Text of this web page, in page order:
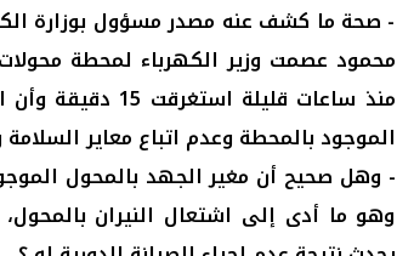
- صحة ما كشف عنه مصدر مسؤول بوزارة
محمود عصمت وزير الكهرباء لمحطة
منذ ساعات قليلة
الموجود بالمحطة وعدم اتباع معاير السلامة
- وهل صحيح أن مغير الجهد بالمحول
وهو ما أدى إلى اشتعال النيران